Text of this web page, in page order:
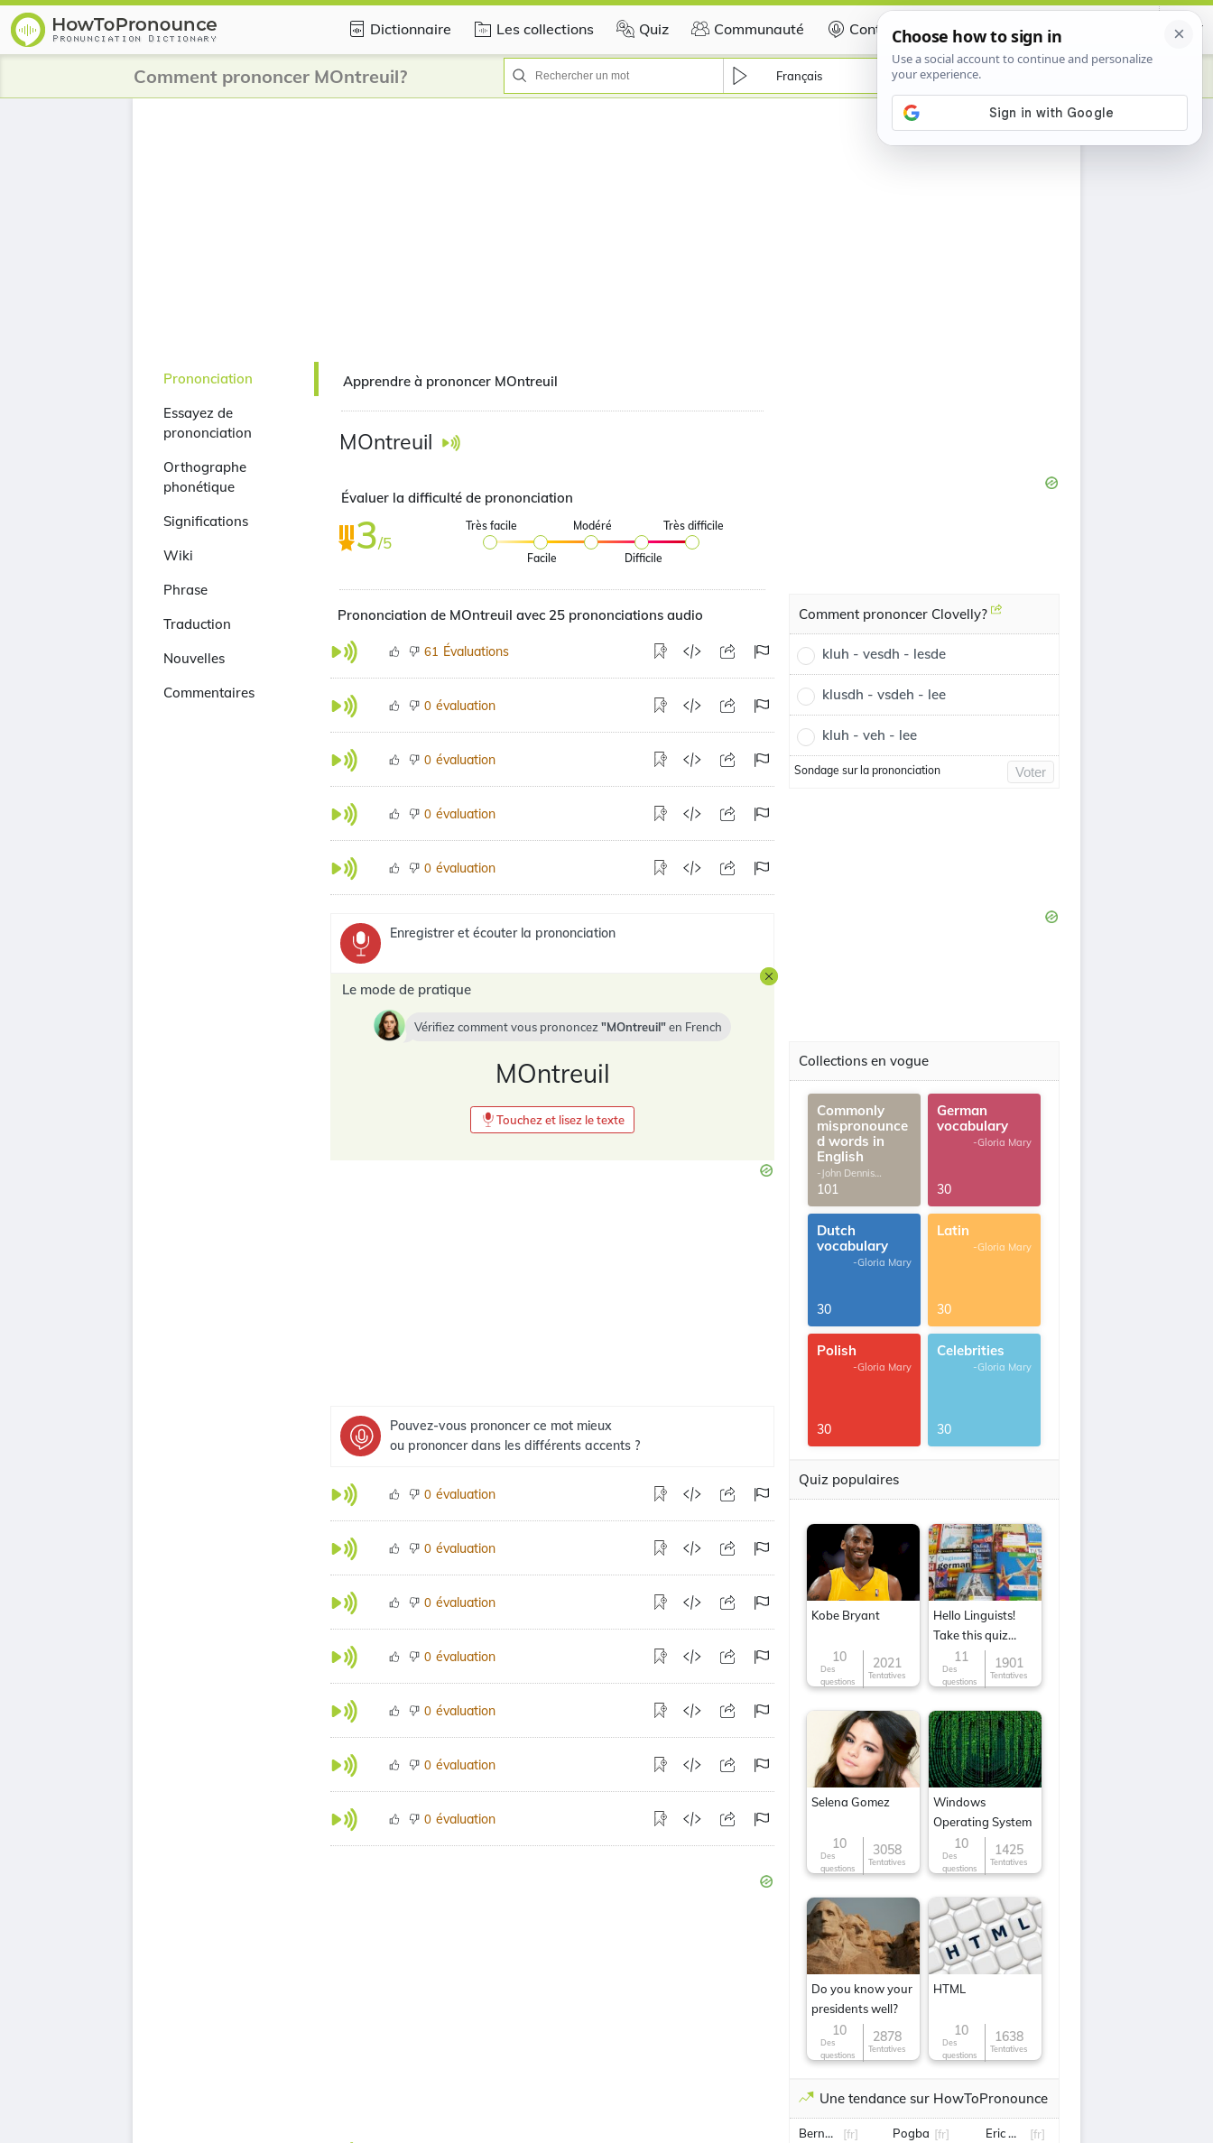
Dictionnaire Les collections Quiz Communauté Contribuer Certificate
Comment prononcer MOntreuil? Français
Prononciation
Essayez de
prononciation
Orthographe
phonétique
Significations
Wiki
Phrase
Traduction
Nouvelles
Commentaires
Apprendre à prononcer MOntreuil
MOntreuil
Évaluer la difficulté de prononciation
3/5
Très facile
Facile
Modéré
Difficile
Très difficile
Prononciation de MOntreuil avec 25 prononciations audio
61 Évaluations
0 évaluation
0 évaluation
0 évaluation
0 évaluation
Enregistrer et écouter la prononciation
Le mode de pratique
Vérifiez comment vous prononcez MOntreuil en French
MOntreuil
Touchez et lisez le texte
Pouvez-vous prononcer ce mot mieux
ou prononcer dans les différents accents ?
0 évaluation
0 évaluation
0 évaluation
0 évaluation
0 évaluation
0 évaluation
0 évaluation
Comment prononcer Clovelly?
kluh - vesdh - lesde
klusdh - vsdeh - lee
kluh - veh - lee
Sondage sur la prononciation Voter
Collections en vogue
Commonly
mispronounce
d words in
English
-John Dennis
G.Thomas
101
German
vocabulary
-Gloria Mary
30
Dutch
vocabulary
-Gloria Mary
30
Latin
-Gloria Mary
30
Polish
-Gloria Mary
30
Celebrities
-Gloria Mary
30
Quiz populaires
Kobe Bryant
10
Des
questions
2021
Tentatives
Hello Linguists!
Take this quiz
now!11
Des
questions
1901
Tentatives
Selena Gomez
10
Des
questions
3058
Tentatives
Windows
Operating System
10
Des
questions
1425
Tentatives
Do you know your
presidents well?
10
Des
questions
2878
Tentatives
HTML
10
Des
questions
1638
Tentatives
Une tendance sur HowToPronounce
Bernadette Chirac
[fr] Pogba [fr] Eric Antoine
[fr]